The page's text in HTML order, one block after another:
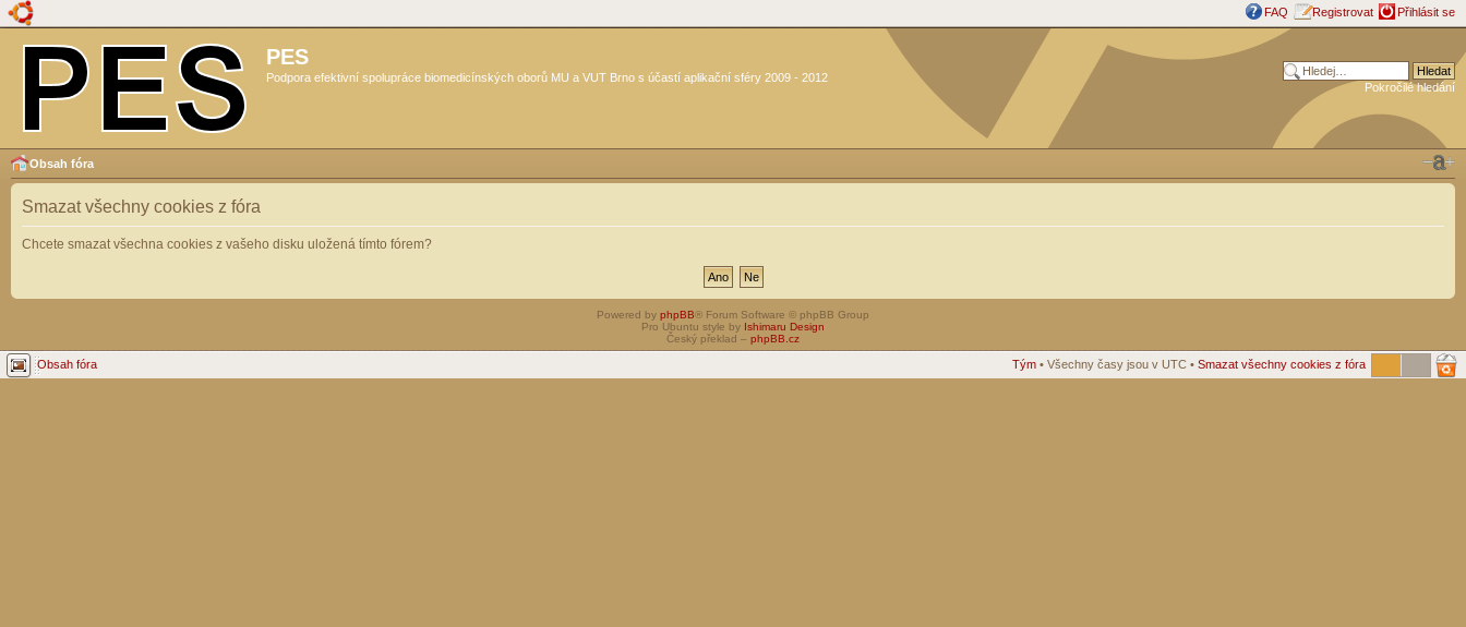
FAQ Registrovat Přihlásit se
PES
Podpora efektivní spolupráce biomedicínských oborů MU a VUT Brno s účastí aplikační sféry 2009 - 2012
Pokročilé hledání
Obsah fóra
Smazat všechny cookies z fóra
Chcete smazat všechna cookies z vašeho disku uložená tímto fórem?
Powered by phpBB® Forum Software © phpBB Group
Pro Ubuntu style by Ishimaru Design
Český překlad – phpBB.cz
Obsah fóra Tým • Všechny časy jsou v UTC • Smazat všechny cookies z fóra